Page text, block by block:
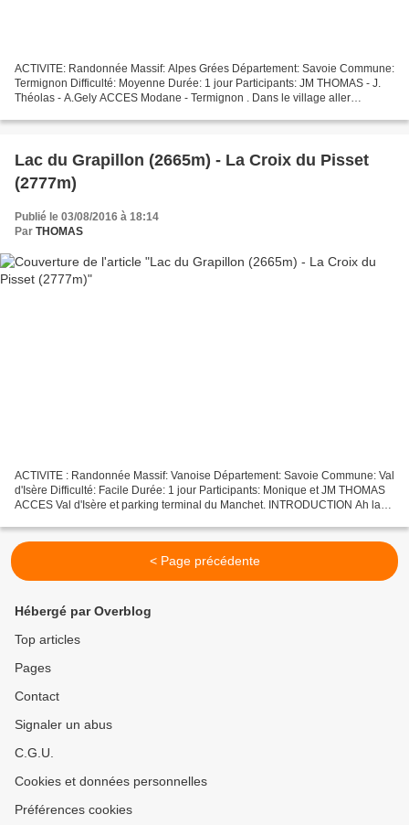
ACTIVITE: Randonnée Massif: Alpes Grées Département: Savoie Commune:
Termignon Difficulté: Moyenne Durée: 1 jour Participants: JM THOMAS - J.
Théolas - A.Gely ACCES Modane - Termignon . Dans le village aller
Lac du Grapillon (2665m) - La Croix du Pisset
(2777m)
Publié le 03/08/2016 à 18:14
Par THOMAS
ACTIVITE : Randonnée Massif: Vanoise Département: Savoie Commune: Val
d'Isère Difficulté: Facile Durée: 1 jour Participants: Monique et JM THOMAS
ACCES Val d'Isère et parking terminal du Manchet. INTRODUCTION Ah la
< Page précédente
Hébergé par Overblog
Top articles
Pages
Contact
Signaler un abus
C.G.U.
Cookies et données personnelles
Préférences cookies